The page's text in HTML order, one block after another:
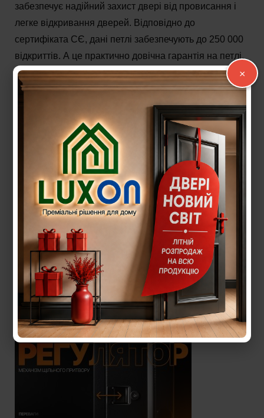
забезпечує надійний захист двері від провисання і
легке відкривання дверей. Відповідно до
сертифіката СЄ, дані петлі забезпечують до 250 000
відкриттів. А це практично довічна гарантія на петлі.
Регулятор притвору на дверях
Регулятор притвору, який допомагає регулювати
рівень притвору (рівень притиску полотна до короба)
в будь-який час
×